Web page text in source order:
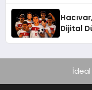
Dijital
İdeal